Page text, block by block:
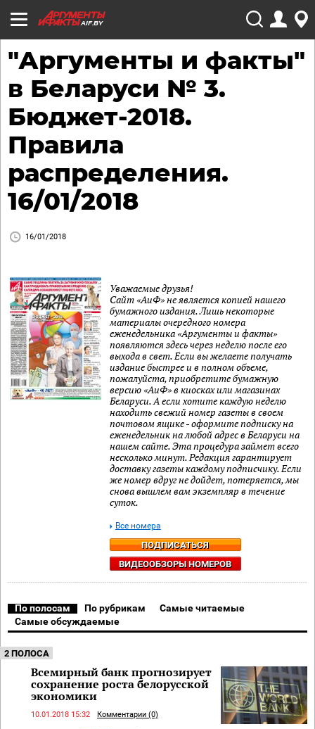
AIF.BY
"Аргументы и факты"
в Беларуси № 3.
Бюджет-2018.
Правила
распределения.
16/01/2018
16/01/2018
Уважаемые друзья!
Сайт «АиФ» не является копией нашего
бумажного издания. Лишь некоторые
материалы очередного номера
еженедельника «Аргументы и факты»
появляются здесь через неделю после его
выхода в свет. Если вы желаете получать
издание быстрее и в полном объеме,
пожалуйста, приобретите бумажную
версию «АиФ» в киосках или магазинах
Беларуси. А если хотите каждую неделю
находить свежий номер газеты в своем
почтовом ящике - оформите подписку на
еженедельник на любой адрес в Беларуси на
нашем сайте. Эта процедура займет всего
несколько минут. Редакция гарантирует
доставку газеты каждому подписчику. Если
же номер вдруг не дойдет, потеряется, мы
снова вышлем вам экземпляр в течение
суток.
ПОДПИСАТЬСЯ
ВИДЕООБЗОРЫ НОМЕРОВ
Все номера
По полосам По рубрикам
Самые читаемые
Самые обсуждаемые
2 ПОЛОСА
Всемирный банк прогнозирует
сохранение роста белорусской
экономики
10.01.2018 15:32 Комментарии (0)